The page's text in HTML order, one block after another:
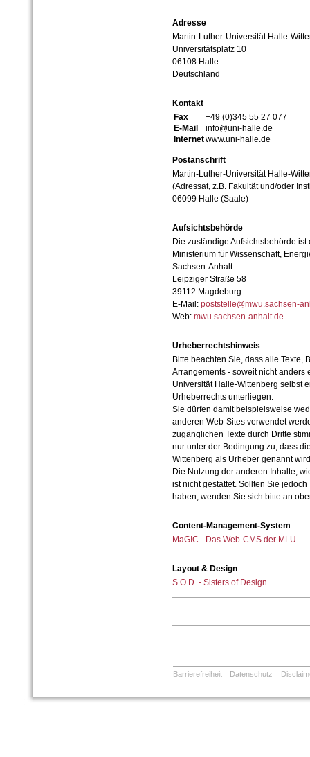
Adresse
Martin-Luther-Universität Halle-
Universitätsplatz 10
06108 Halle
Deutschland
Kontakt
Fax
+49 (0)345 55 27 077
E-Mail
info@uni-halle.de
Internetwww.uni-halle.de
Postanschrift
Martin-Luther-Universität Halle-
(Adressat, z.B. Fakultät und/oder
06099 Halle (Saale)
Aufsichtsbehörde
Die zuständige Aufsichtsbehörde ist
Ministerium für Wissenschaft,
Sachsen-Anhalt
Leipziger Straße 58
39112 Magdeburg
E-Mail: poststelle@mwu.sachsen-
Web: mwu.sachsen-anhalt.de
Urheberrechtshinweis
Bitte beachten Sie, dass alle Texte,
Arrangements - soweit nicht anders
Universität Halle-Wittenberg selbst
Urheberrechts unterliegen.
Sie dürfen damit beispielsweise
anderen Web-Sites verwendet
zugänglichen Texte durch Dritte
nur unter der Bedingung zu, dass
Wittenberg als Urheber genannt
Die Nutzung der anderen Inhalte,
ist nicht gestattet. Sollten Sie
haben, wenden Sie sich bitte an
Content-Management-System
MaGIC - Das Web-CMS der MLU
Layout & Design
S.O.D. - Sisters of Design
Barrierefreiheit Datenschutz